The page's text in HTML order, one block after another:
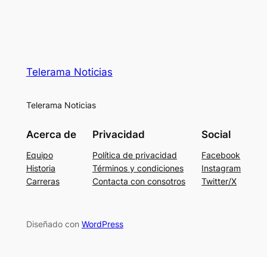
Telerama Noticias
Telerama Noticias
Acerca de
Equipo
Historia
Carreras
Privacidad
Política de privacidad
Términos y condiciones
Contacta con consotros
Social
Facebook
Instagram
Twitter/X
Diseñado con WordPress